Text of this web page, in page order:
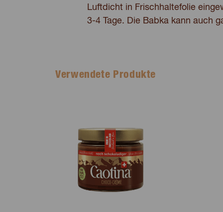
Luftdicht in Frischhaltefolie
3-4 Tage. Die Babka kann auch
Verwendete Produkte